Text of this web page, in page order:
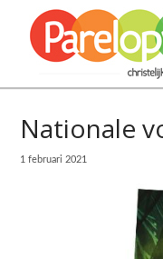
Nationale
1 februari 2021